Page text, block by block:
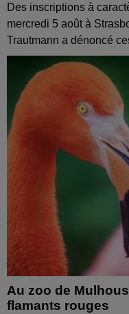
Des inscriptions à
mercredi 5 août à
Trautmann a dénoncé
Au zoo de
flamants rouges